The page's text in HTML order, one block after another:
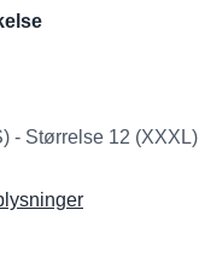
- Størrelse 12 (XXXL)